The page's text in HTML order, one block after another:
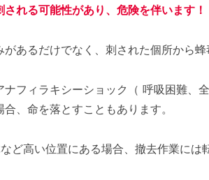
れる可能性があり、危険を伴います！
あるだけでなく、刺された個所から蜂
フィラキシーショック（ 呼吸困難、
、命を落とすこともあります。
ど高い位置にある場合、撤去作業には